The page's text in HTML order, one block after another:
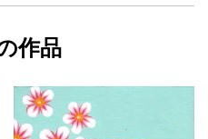
different.
品の側面まで描かれています。
作品